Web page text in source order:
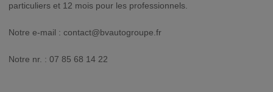
particuliers et 12 mois pour les professionnels.
Notre e-mail : contact@bvautogroupe.fr
Notre nr. : 07 85 68 14 22